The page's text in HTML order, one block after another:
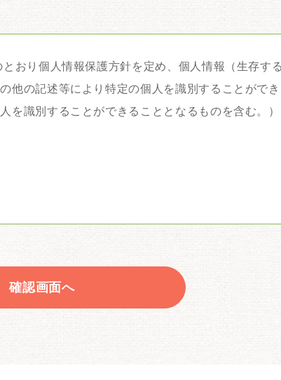
おり個人情報保護方針を定め、個人情報（生存す
他の記述等により特定の個人を識別することがで
を識別することができることとなるものを含む。）
の維持・管理体制の整備・スタッフ教育の徹底等
確認画面へ